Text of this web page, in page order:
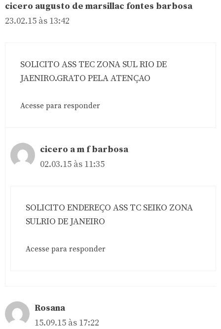
cicero augusto de marsillac fontes barbosa
23.02.15 às 13:42
SOLICITO ASS TEC ZONA SUL RIO DE
JAENIRO.GRATO PELA ATENÇAO
Acesse para responder
cicero a m f barbosa
02.03.15 às 11:35
SOLICITO ENDEREÇO ASS TC SEIKO ZONA
SULRIO DE JANEIRO
Acesse para responder
Rosana
15.09.15 às 17:22